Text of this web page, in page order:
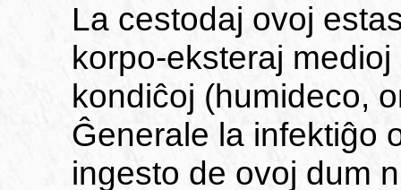
La cestodaj ovoj
korpo-eksteraj
kondiĉoj (humideco,
Ĝenerale la infektiĝo
ingesto de ovoj dum